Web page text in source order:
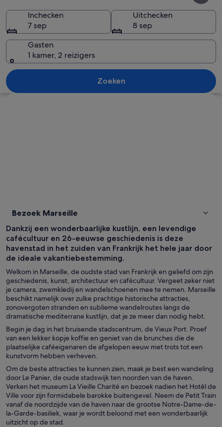
Een jachthaven met veel liggende
Inchecken
7 sep
Uitchecken
8 sep
Gasten
1 kamer, 2 reizigers
Zoeken
Bezoek Marseille
Dankzij een wonderbaarlijke kustlijn, een levendige
cafécultuur en 26-eeuwse geschiedenis is deze
havenstad in het zuiden van Frankrijk het hele jaar door
de ideale vakantiebestemming.
Welkom in Marseille, de oudste stad van Frankrijk en geliefd om zijn
geschiedenis, kunst, architectuur en cafécultuur. Vergeet zeker niet
je camera, zwemkledij en wandelschoenen mee te nemen. Marseille
beschikt namelijk over zulke prachtige historische attracties,
zonovergoten stranden en sublieme wandelroutes langs de
dramatische mediterrane kustlijn, dat je ze meer dan nodig hebt.
Begin je dag in het bruisende stadscentrum, de Vieux Port. Proef
van een lekker kopje koffie en geniet van de brunches die de
plaatselijke caféeigenaren de afgelopen eeuw met trots tot een
kunstvorm hebben verheven.
Om de beste attracties te kunnen zien, maak je best een wandeling
door Le Panier, de oude stadswijk ten noorden van de haven.
Verken het museum La Vieille Charité en bezoek nadien het Hotêl de
Ville voor zijn formidabele barokke buitengevel. Neem de Petit Train
vanaf de noordzijde van de haven naar de grootse Notre-Dame-de-
la-Garde-basiliek, waar je wordt beloond met een wonderbaarlijk
uitzicht op de stad.